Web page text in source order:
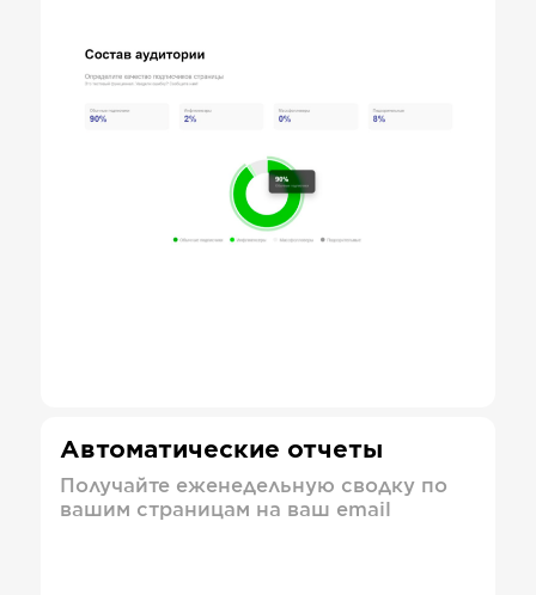
Автоматические отчеты
Получайте еженедельную сводку по
вашим страницам на ваш email